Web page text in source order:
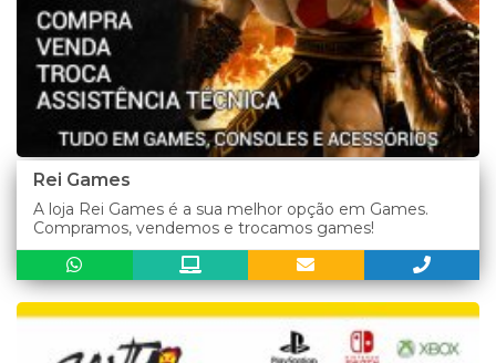
Rei Games
A loja Rei Games é a sua melhor opção em Games.
Compramos, vendemos e trocamos games!